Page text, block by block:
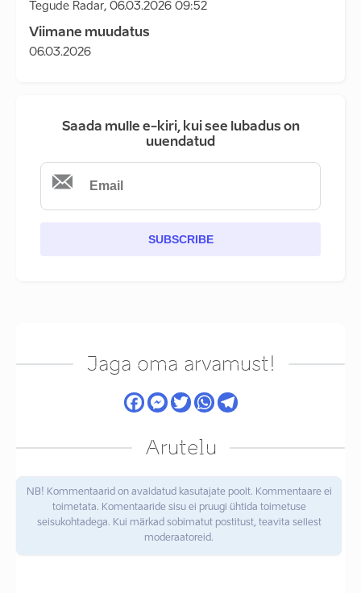
Tegude Radar, 06.03.2026 09:52
Viimane muudatus
06.03.2026
Saada mulle e-kiri, kui see lubadus on
uuendatud
SUBSCRIBE
Jaga oma arvamust!
Arutelu
NB! Kommentaarid on avaldatud kasutajate poolt. Kommentaare ei
toimetata. Komentaaride sisu ei pruugi ühtida toimetuse
seisukohtadega. Kui märkad sobimatut postitust, teavita sellest
moderaatoreid.